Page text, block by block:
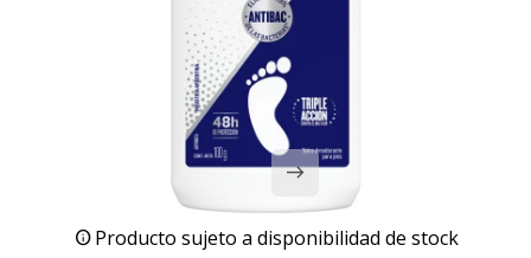
Producto sujeto a disponibilidad de stock